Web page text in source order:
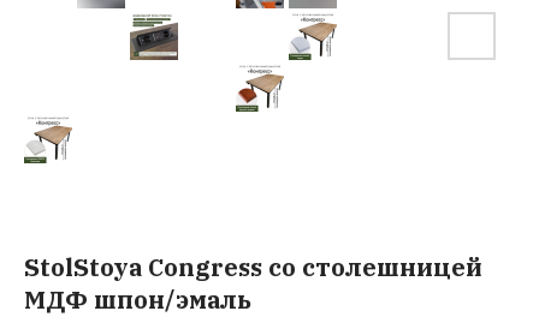
StolStoya Congress со столешницей
МДФ шпон/эмаль